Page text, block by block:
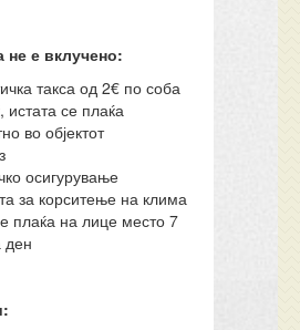
не е вклучено:
такса од 2€ по соба
истата се плаќа
во објектот
осигурување
за корситење на клима
плаќа на лице место 7
ден